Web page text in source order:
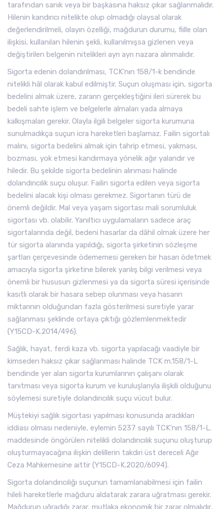
tarafından sanık veya bir başkasına haksız çıkar sağlanmalıdır.
Hilenin kandırıcı nitelikte olup olmadığı olaysal olarak
değerlendirilmeli, olayın özelliği, mağdurun durumu, fiille olan
ilişkisi, kullanılan hilenin şekli, kullanılmışsa gizlenen veya
değiştirilen belgenin nitelikleri ayrı ayrı nazara alınmalıdır.
Sigorta edenin dolandırılması, TCK’nın 158/1-k bendinde
nitelikli hâl olarak kabul edilmiştir. Suçun oluşması için, sigorta
bedelini almak üzere, zararın gerçekleştiğini ileri sürerek bu
bedeli sahte işlem ve belgelerle almaları yada almaya
kalkışmaları gerekir. Olayla ilgili belgeler sigorta kurumuna
sunulmadıkça suçun icra hareketleri başlamaz. Failin sigortalı
malını, sigorta bedelini almak için tahrip etmesi, yakması,
bozması, yok etmesi kandırmaya yönelik ağır yalandır ve
hiledir. Bu şekilde sigorta bedelinin alınması halinde
dolandırıcılık suçu oluşur. Failin sigorta edilen veya sigorta
bedelini alacak kişi olması gerekmez. Sigortanın türü de
önemli değildir. Mal veya yaşam sigortası mali sorumluluk
sigortası vb. olabilir. Yanıltıcı uygulamaların sadece araç
sigortalarında değil, bedeni hasarlar da dâhil olmak üzere her
tür sigorta alanında yapıldığı, sigorta şirketinin sözleşme
şartları çerçevesinde ödememesi gereken bir hasarı ödetmek
amacıyla sigorta şirketine bilerek yanlış bilgi verilmesi veya
önemli bir hususun gizlenmesi ya da sigorta süresi içerisinde
kasıtlı olarak bir hasara sebep olunması veya hasarın
miktarının olduğundan fazla gösterilmesi suretiyle yarar
sağlanması şeklinde ortaya çıktığı gözlemlenmektedir
(Y15CD-K.2014/496).
Sağlık, hayat, ferdi kaza vb. sigorta yapılacağı vaadiyle bir
kimseden haksız çıkar sağlanması halinde TCK m.158/1-L
bendinde yer alan sigorta kurumlarının çalışanı olarak
tanıtması veya sigorta kurum ve kuruluşlarıyla ilişkili olduğunu
söylemesi suretiyle dolandırıcılık suçu vücut bulur.
Müştekiyi sağlık sigortası yapılması konusunda aradıkları
iddiası olması nedeniyle, eylemin 5237 sayılı TCK’nın 158/1-L.
maddesinde öngörülen nitelikli dolandırıcılık suçunu oluşturup
oluşturmayacağına ilişkin delillerin takdiri üst dereceli Ağır
Ceza Mahkemesine aittir (Y15CD-K.2020/6094).
Sigorta dolandırıcılığı suçunun tamamlanabilmesi için failin
hileli hareketlerle mağduru aldatarak zarara uğratması gerekir.
Mağdurun uğradığı zarar, mutlaka ekonomik bir zarar olmalıdır.